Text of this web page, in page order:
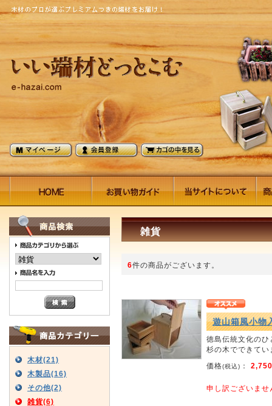
木材(21)
木製品(16)
その他(2)
雑貨(6)
雑貨
6件の商品がございます。
遊山箱風小物
徳島伝統文化の
杉の木でできてい
価格(税込) ：
申し訳ございま